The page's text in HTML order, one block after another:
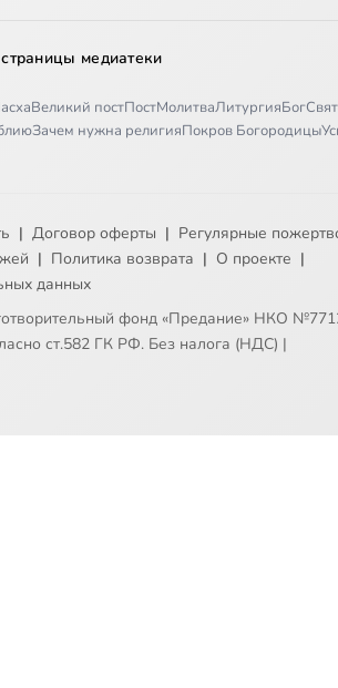
медиатеки
Великий постПостМолитваЛитургияБог
Зачем нужна религияПокров Богородицы
| Договор оферты | Регулярные
| Политика возврата | О проекте |
данных
фонд «Предание» НКО
ст.582 ГК РФ. Без налога (НДС) |